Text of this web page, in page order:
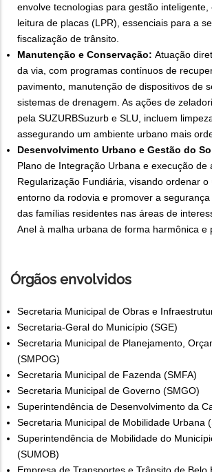
envolve tecnologias para gestão inteligente,
leitura de placas (LPR), essenciais para a
fiscalização de trânsito.
Manutenção e Conservação: Atuação
da via, com programas contínuos de
pavimento, manutenção de dispositivos de
sistemas de drenagem. As ações de
pela SUZURBSuzurb e SLU, incluem
assegurando um ambiente urbano mais
Desenvolvimento Urbano e Gestão do
Plano de Integração Urbana e execução de
Regularização Fundiária, visando ordenar o
entorno da rodovia e promover a
das famílias residentes nas áreas de
Anel à malha urbana de forma harmônica e
Órgãos envolvidos
Secretaria Municipal de Obras e
Secretaria-Geral do Município (SGE)
Secretaria Municipal de Planejamento,
(SMPOG)
Secretaria Municipal de Fazenda (SMFA)
Secretaria Municipal de Governo (SMGO)
Superintendência de Desenvolvimento da
Secretaria Municipal de Mobilidade Urbana
Superintendência de Mobilidade do
(SUMOB)